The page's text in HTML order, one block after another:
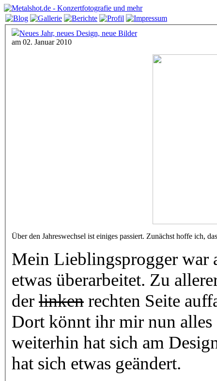
Neues Jahr, neues Design, neue Bilder
am 02. Januar 2010
Über den Jahreswechsel ist einiges passiert. Zunächst hoffe ich,
Mein Lieblingsprogger war
etwas überarbeitet. Zu
der linken rechten Seite
Dort könnt ihr mir nun
weiterhin hat sich am
hat sich etwas geändert.